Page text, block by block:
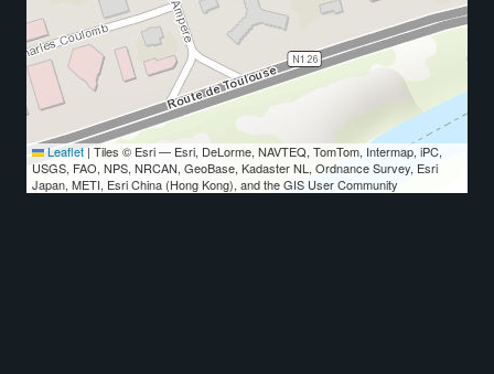
Leaflet | Tiles © Esri — Esri, DeLorme, NAVTEQ, TomTom, Intermap, iPC,
USGS, FAO, NPS, NRCAN, GeoBase, Kadaster NL, Ordnance Survey, Esri
Japan, METI, Esri China (Hong Kong), and the GIS User Community